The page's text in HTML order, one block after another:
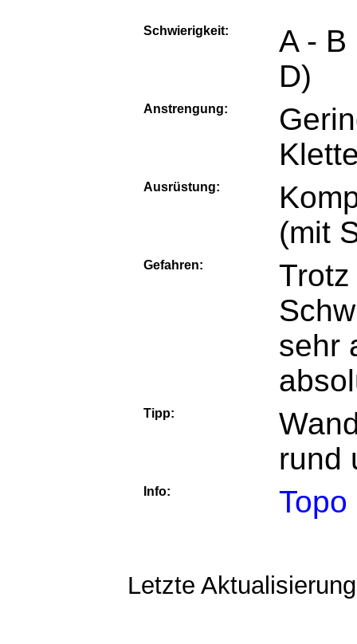
Schwierigkeit:
A - B
D)
Anstrengung:
Ausrüstung:
(mit
Gefahren:
sehr
Tipp:
rund
Info: Topo
Letzte